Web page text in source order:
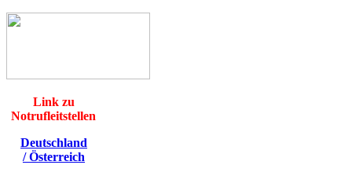
Link zu
Notrufleitstellen
Deutschland
/Österreich